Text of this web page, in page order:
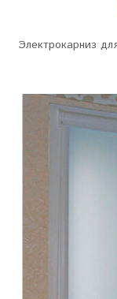
Электрокарниз